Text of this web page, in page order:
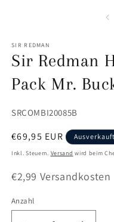
SIR REDMAN
Sir Redman
Pack Mr.
SKU:
SRCOMBI20085B
Normaler
Preis
€69,95 EUR Ausverkauft
Inkl. Steuern. Versand wird beim
€2,99 Versandkosten
Anzahl
Anzahl